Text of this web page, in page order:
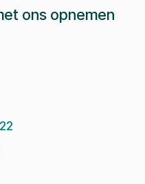
ons opnemen